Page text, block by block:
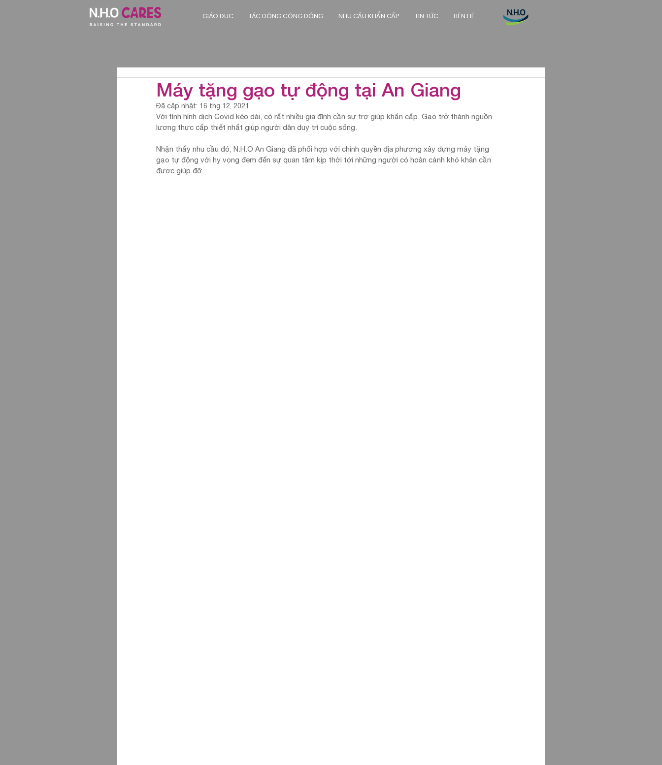
GIÁO DỤC TÁC ĐỘNG CỘNG ĐỒNG NHU CẦU KHẨN CẤP TIN TỨC LIÊN HỆ
Máy tặng gạo tự động tại An Giang
Đã cập nhật: 16 thg 12, 2021
Với tình hình dịch Covid kéo dài, có rất nhiều gia đình cần sự trợ giúp khẩn cấp. Gạo trở thành nguồn
lương thực cấp thiết nhất giúp người dân duy trì cuộc sống.
Nhận thấy nhu cầu đó, N.H.O An Giang đã phối hợp với chính quyền địa phương xây dựng máy tặng
gạo tự động với hy vọng đem đến sự quan tâm kịp thời tới những người có hoàn cảnh khó khăn cần
được giúp đỡ.